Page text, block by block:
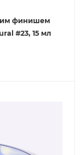
финишем
#23, 15 мл